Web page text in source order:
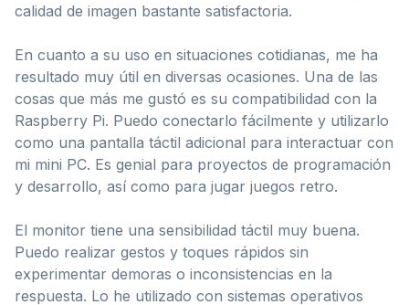
calidad de imagen bastante satisfactoria.
En cuanto a su uso en situaciones cotidianas, me ha
resultado muy útil en diversas ocasiones. Una de las
cosas que más me gustó es su compatibilidad con la
Raspberry Pi. Puedo conectarlo fácilmente y utilizarlo
como una pantalla táctil adicional para interactuar con
mi mini PC. Es genial para proyectos de programación
y desarrollo, así como para jugar juegos retro.
El monitor tiene una sensibilidad táctil muy buena.
Puedo realizar gestos y toques rápidos sin
experimentar demoras o inconsistencias en la
respuesta. Lo he utilizado con sistemas operativos